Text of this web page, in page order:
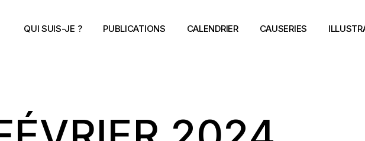
QUI SUIS-JE ? PUBLICATIONS CALENDRIER CAUSERIES